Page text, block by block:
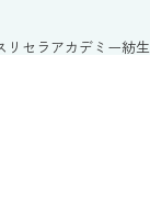
リセラアカデミー紡生